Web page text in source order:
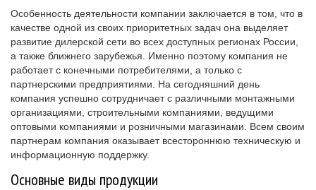
Особенность деятельности компании заключается в том, что в
качестве одной из своих приоритетных задач она выделяет
развитие дилерской сети во всех доступных регионах России,
а также ближнего зарубежья. Именно поэтому компания не
работает с конечными потребителями, а только с
партнерскими предприятиями. На сегодняшний день
компания успешно сотрудничает с различными монтажными
организациями, строительными компаниями, ведущими
оптовыми компаниями и розничными магазинами. Всем своим
партнерам компания оказывает всестороннюю техническую и
информационную поддержку.
Основные виды продукции